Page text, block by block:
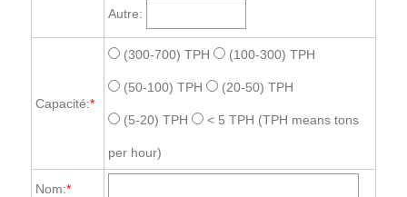
Autre:
Capacité:*
(300-700) TPH (100-300) TPH
(50-100) TPH (20-50) TPH
(5-20) TPH < 5 TPH (TPH means tons
per hour)
Nom:*